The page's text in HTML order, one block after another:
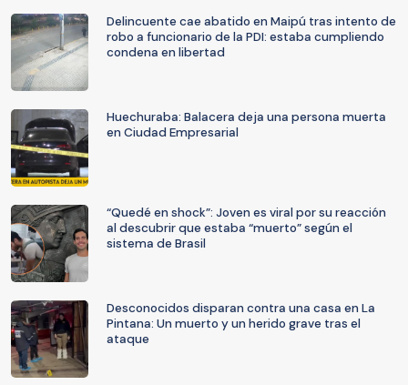
Delincuente cae abatido en Maipú tras intento de
robo a funcionario de la PDI: estaba cumpliendo
condena en libertad
Huechuraba: Balacera deja una persona muerta
en Ciudad Empresarial
“Quedé en shock”: Joven es viral por su reacción
al descubrir que estaba “muerto” según el
sistema de Brasil
Desconocidos disparan contra una casa en La
Pintana: Un muerto y un herido grave tras el
ataque